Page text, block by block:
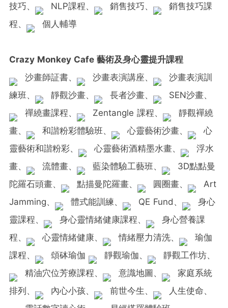
技巧、
NLP課程、 銷售技巧、
銷售技巧課
程、
個人輔導
Crazy Monkey Cafe 藝術及身心靈提升課程
沙畫師証書、
沙畫表演講座、
沙畫表演訓
練班、
靜觀沙畫、 長者沙畫、
SEN沙畫、
禪繞畫課程、
Zentangle 課程、
靜觀襌繞
畫、
和諧粉彩體驗班、 心靈藝術沙畫、
心
靈藝術和諧粉彩、
心靈藝術酒精墨水畫、
浮水
畫、
流體畫、 藍染體驗工藝班、
3D點點曼
陀羅石頭畫、
點描曼陀羅畫、 圓圈畫、
Art
Jamming、
體式能訓練、 QE Fund、
身心
靈課程、
身心靈情緒健康課程、
身心營養課
程、
心靈情緒健康、 情緒壓力清洗、
瑜伽
課程、
頌砵瑜伽 靜觀瑜伽、
靜觀工作坊、
精油穴位芳療課程、
意識地圖、
家庭系統
排列、
內心小孩、 前世今生、
人生使命、